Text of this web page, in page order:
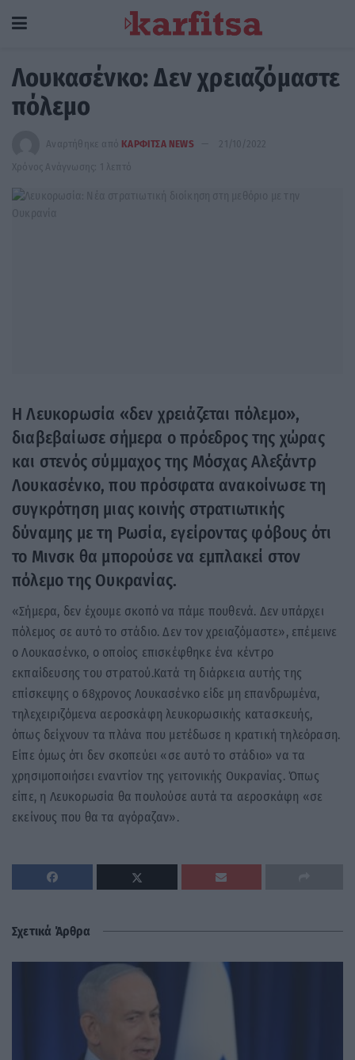
Λουκασένκο: Δεν χρειαζόμαστε
πόλεμο
Αναρτήθηκε από ΚΑΡΦΙΤΣΑ NEWS
21/10/2022
Χρόνος Ανάγνωσης: 1 λεπτό
Η Λευκορωσία «δεν χρειάζεται πόλεμο»,
διαβεβαίωσε σήμερα ο πρόεδρος της χώρας
και στενός σύμμαχος της Μόσχας Αλεξάντρ
Λουκασένκο, που πρόσφατα ανακοίνωσε τη
συγκρότηση μιας κοινής στρατιωτικής
δύναμης με τη Ρωσία, εγείροντας φόβους ότι
το Μινσκ θα μπορούσε να εμπλακεί στον
πόλεμο της Ουκρανίας.
«Σήμερα, δεν έχουμε σκοπό να πάμε πουθενά. Δεν υπάρχει
πόλεμος σε αυτό το στάδιο. Δεν τον χρειαζόμαστε», επέμεινε
ο Λουκασένκο, ο οποίος επισκέφθηκε ένα κέντρο
εκπαίδευσης του στρατού.Κατά τη διάρκεια αυτής της
επίσκεψης ο 68χρονος Λουκασένκο είδε μη επανδρωμένα,
τηλεχειριζόμενα αεροσκάφη λευκορωσικής κατασκευής,
όπως δείχνουν τα πλάνα που μετέδωσε η κρατική τηλεόραση.
Είπε όμως ότι δεν σκοπεύει «σε αυτό το στάδιο» να τα
χρησιμοποιήσει εναντίον της γειτονικής Ουκρανίας. Όπως
είπε, η Λευκορωσία θα πουλούσε αυτά τα αεροσκάφη «σε
εκείνους που θα τα αγόραζαν».
Σχετικά Άρθρα